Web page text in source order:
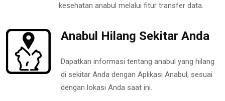
kesehatan anabul melalui fitur transfer data.
Anabul Hilang Sekitar Anda
Dapatkan informasi tentang anabul yang hilang
di sekitar Anda dengan Aplikasi Anabul, sesuai
dengan lokasi Anda saat ini.